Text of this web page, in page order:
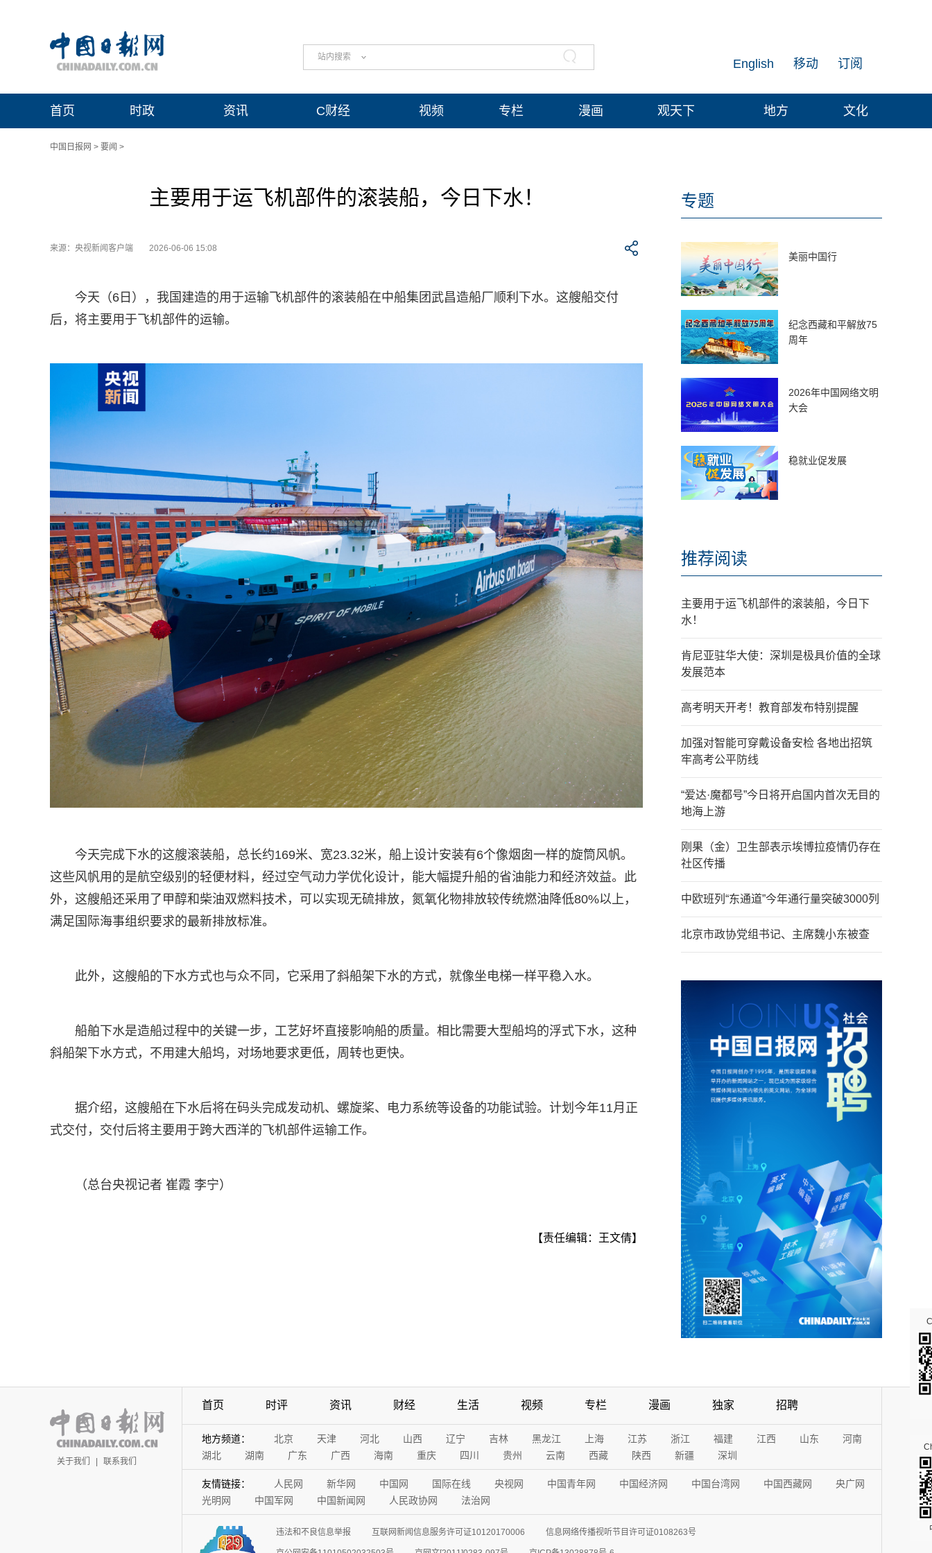
站内搜索 订阅
移动
English
首页 时政 资讯 C财经 视频 专栏 漫画 观天下 地方 文化
中国日报网 > 要闻 >
主要用于运飞机部件的滚装船，今日下水！
来源：央视新闻客户端 2026-06-06 15:08
今天（6日），我国建造的用于运输飞机部件的滚装船在中船集团武昌造船厂顺利下水。这艘船交付
后，将主要用于飞机部件的运输。
今天完成下水的这艘滚装船，总长约169米、宽23.32米，船上设计安装有6个像烟囱一样的旋筒风帆。
这些风帆用的是航空级别的轻便材料，经过空气动力学优化设计，能大幅提升船的省油能力和经济效益。此
外，这艘船还采用了甲醇和柴油双燃料技术，可以实现无硫排放，氮氧化物排放较传统燃油降低80%以上，
满足国际海事组织要求的最新排放标准。
此外，这艘船的下水方式也与众不同，它采用了斜船架下水的方式，就像坐电梯一样平稳入水。
船舶下水是造船过程中的关键一步，工艺好坏直接影响船的质量。相比需要大型船坞的浮式下水，这种
斜船架下水方式，不用建大船坞，对场地要求更低，周转也更快。
据介绍，这艘船在下水后将在码头完成发动机、螺旋桨、电力系统等设备的功能试验。计划今年11月正
式交付，交付后将主要用于跨大西洋的飞机部件运输工作。
（总台央视记者 崔霞 李宁）
【责任编辑：王文倩】
专题
美丽中国行
纪念西藏和平解放75
周年
2026年中国网络文明
大会
稳就业促发展
推荐阅读
主要用于运飞机部件的滚装船，今日下
水！
肯尼亚驻华大使：深圳是极具价值的全球
发展范本
高考明天开考！教育部发布特别提醒
加强对智能可穿戴设备安检 各地出招筑
牢高考公平防线
“爱达·魔都号”今日将开启国内首次无目的
地海上游
刚果（金）卫生部表示埃博拉疫情仍存在
社区传播
中欧班列“东通道”今年通行量突破3000列
北京市政协党组书记、主席魏小东被查
关于我们 | 联系我们
首页 时评 资讯 财经 生活 视频 专栏 漫画 独家 招聘
地方频道： 北京 天津 河北 山西 辽宁 吉林 黑龙江 上海 江苏 浙江 福建 江西 山东
河南
湖北
湖南 广东 广西 海南 重庆 四川 贵州 云南 西藏 陕西 新疆 深圳
友情链接： 人民网 新华网 中国网 国际在线 央视网 中国青年网 中国经济网 中国台湾网 中国西藏网
央广网
光明网
中国军网 中国新闻网 人民政协网 法治网
违法和不良信息举报 互联网新闻信息服务许可证10120170006 信息网络传播视听节目许可证0108263号